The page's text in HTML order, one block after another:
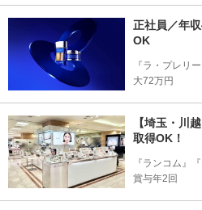
正社員／年
OK
『ラ・プレリ
大72万円
【埼玉・川
取得OK！
『ランコム』
賞与年2回